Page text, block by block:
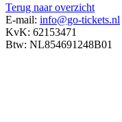
Terug naar overzicht
E-mail: info@go-tickets.nl
KvK: 62153471
Btw: NL854691248B01